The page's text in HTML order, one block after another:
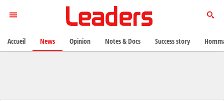
Accueil News Opinion Notes & Docs Success story